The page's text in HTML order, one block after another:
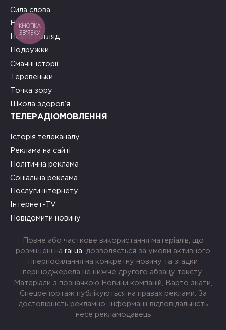
Сила слова
На часі
Новий погляд
Подружки
Смачні історії
Теревеньки
Точка зору
Школа здоров’я
ТЕЛЕРАДІОМОВЛЕННЯ
Історія телеканалу
Реклама на сайті
Політична реклама
Соціальна реклама
Послуги інтернету
Інтернет-TV
Повідомити новину
Повне або часткове використання матеріалів, що
розміщені на rai.ua , дозволяється за умови активного
гіперпосилання на конкретну новину та згадки
першоджерела не нижче другого абзацу тексту.
Матеріали з позначкою Новини компаній, Варто знати,
Спецрепортаж публікуються на правах реклами. За
достовірність рекламної інформації відповідальність
несе рекламодавець
КНОПКА
ЗВ'ЯЗКУ